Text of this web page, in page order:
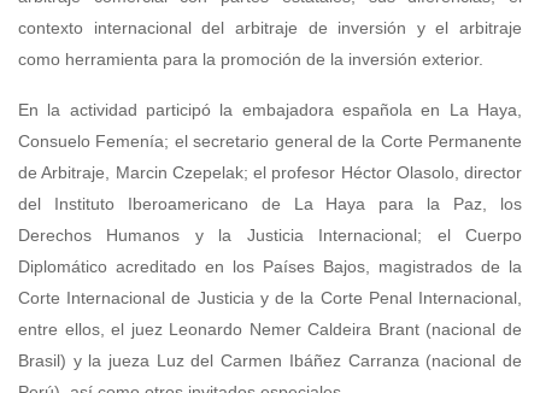
contexto internacional del arbitraje de inversión y el arbitraje
como herramienta para la promoción de la inversión exterior.
En la actividad participó la embajadora española en La Haya,
Consuelo Femenía; el secretario general de la Corte Permanente
de Arbitraje, Marcin Czepelak; el profesor Héctor Olasolo, director
del Instituto Iberoamericano de La Haya para la Paz, los
Derechos Humanos y la Justicia Internacional; el Cuerpo
Diplomático acreditado en los Países Bajos, magistrados de la
Corte Internacional de Justicia y de la Corte Penal Internacional,
entre ellos, el juez Leonardo Nemer Caldeira Brant (nacional de
Brasil) y la jueza Luz del Carmen Ibáñez Carranza (nacional de